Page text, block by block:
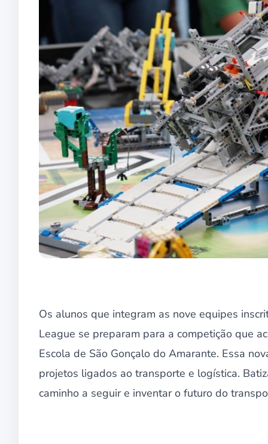
Os alunos que integram as nove equipes
League se preparam para a competição que
Escola de São Gonçalo do Amarante. Essa
projetos ligados ao transporte e logística.
caminho a seguir e inventar o futuro do